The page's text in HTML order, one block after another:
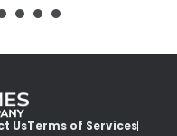
UsTerms of Services